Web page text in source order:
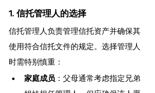
1. 信托管理人的选择
信托管理人负责管理信托资产并确保其
使用符合信托文件的规定。选择管理人
时需特别慎重：
家庭成员 ：父母通常考虑指定兄弟